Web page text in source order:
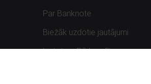
Par Banknote
Biežāk uzdotie jautājumi
Lietots – Pārbaudīts